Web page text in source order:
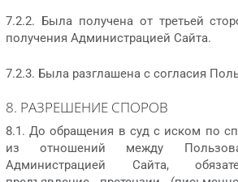
7.2.2. Была получена от третьей
получения Администрацией Сайта.
7.2.3. Была разглашена с согласия
8. РАЗРЕШЕНИЕ СПОРОВ
8.1. До обращения в суд с иском по
из отношений между
Администрацией Сайта,